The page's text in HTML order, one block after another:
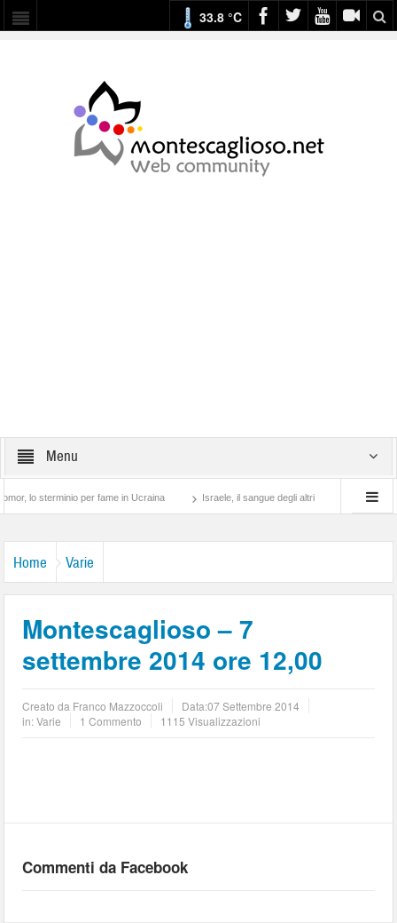
33.8 °C
Menu
per fame in Ucraina Israele, il sangue degli altri Lotta di classe…
Home Varie
Montescaglioso – 7
settembre 2014 ore 12,00
Creato da Franco Mazzoccoli Data:07 Settembre 2014
in:Varie 1 Commento 1115 Visualizzazioni
Commenti da Facebook